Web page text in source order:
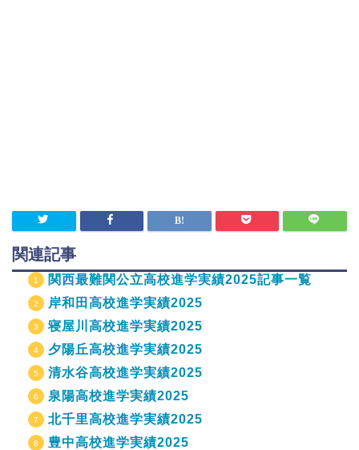
関連記事
関西最難関公立高校進学実績2025記事一覧
岸和田高校進学実績2025
寝屋川高校進学実績2025
夕陽丘高校進学実績2025
清水谷高校進学実績2025
泉陽高校進学実績2025
北千里高校進学実績2025
豊中高校進学実績2025